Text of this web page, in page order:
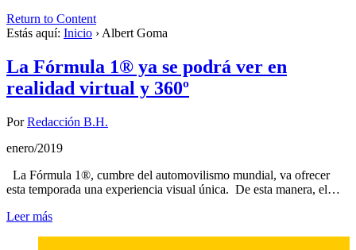
Return to Content
Estás aquí: Inicio › Albert Goma
La Fórmula 1® ya se podrá ver en
realidad virtual y 360º
PorRedacción B.H.
enero/2019
La Fórmula 1®, cumbre del automovilismo mundial, va ofrecer
esta temporada una experiencia visual única. De esta manera, el…
Leer más